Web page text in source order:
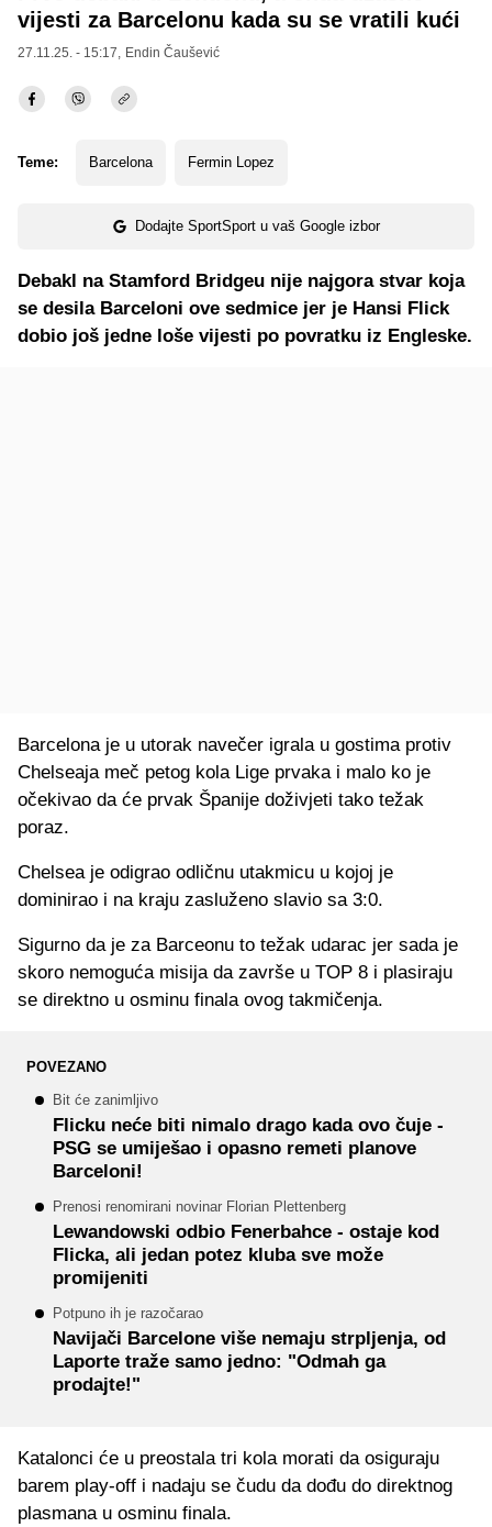
vijesti za Barcelonu kada su se vratili kući
27.11.25. - 15:17, Endin Čaušević
Teme: Barcelona Fermin Lopez
Dodajte SportSport u vaš Google izbor
Debakl na Stamford Bridgeu nije najgora stvar koja
se desila Barceloni ove sedmice jer je Hansi Flick
dobio još jedne loše vijesti po povratku iz Engleske.
Barcelona je u utorak navečer igrala u gostima protiv
Chelseaja meč petog kola Lige prvaka i malo ko je
očekivao da će prvak Španije doživjeti tako težak
poraz.
Chelsea je odigrao odličnu utakmicu u kojoj je
dominirao i na kraju zasluženo slavio sa 3:0.
Sigurno da je za Barceonu to težak udarac jer sada je
skoro nemoguća misija da završe u TOP 8 i plasiraju
se direktno u osminu finala ovog takmičenja.
POVEZANO
Bit će zanimljivo
Flicku neće biti nimalo drago kada ovo čuje -
PSG se umiješao i opasno remeti planove
Barceloni!
Prenosi renomirani novinar Florian Plettenberg
Lewandowski odbio Fenerbahce - ostaje kod
Flicka, ali jedan potez kluba sve može
promijeniti
Potpuno ih je razočarao
Navijači Barcelone više nemaju strpljenja, od
Laporte traže samo jedno: "Odmah ga
prodajte!"
Katalonci će u preostala tri kola morati da osiguraju
barem play-off i nadaju se čudu da dođu do direktnog
plasmana u osminu finala.